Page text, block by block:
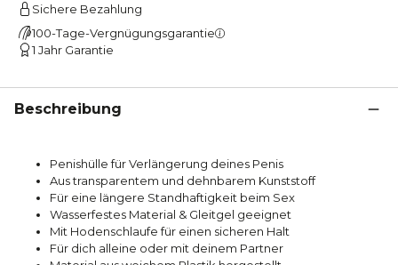
Sichere Bezahlung
100-Tage-Vergnügungsgarantie
1 Jahr Garantie
Beschreibung
Penishülle für Verlängerung deines Penis
Aus transparentem und dehnbarem Kunststoff
Für eine längere Standhaftigkeit beim Sex
Wasserfestes Material & Gleitgel geeignet
Mit Hodenschlaufe für einen sicheren Halt
Für dich alleine oder mit deinem Partner